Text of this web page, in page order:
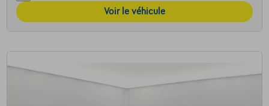
Voir le véhicule